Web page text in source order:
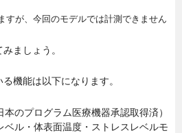
すが、今回のモデルでは計測できません
ましょう。
機能は以下になります。
本のプログラム医療機器承認取得済）
ベル・体表面温度・ストレスレベルモ